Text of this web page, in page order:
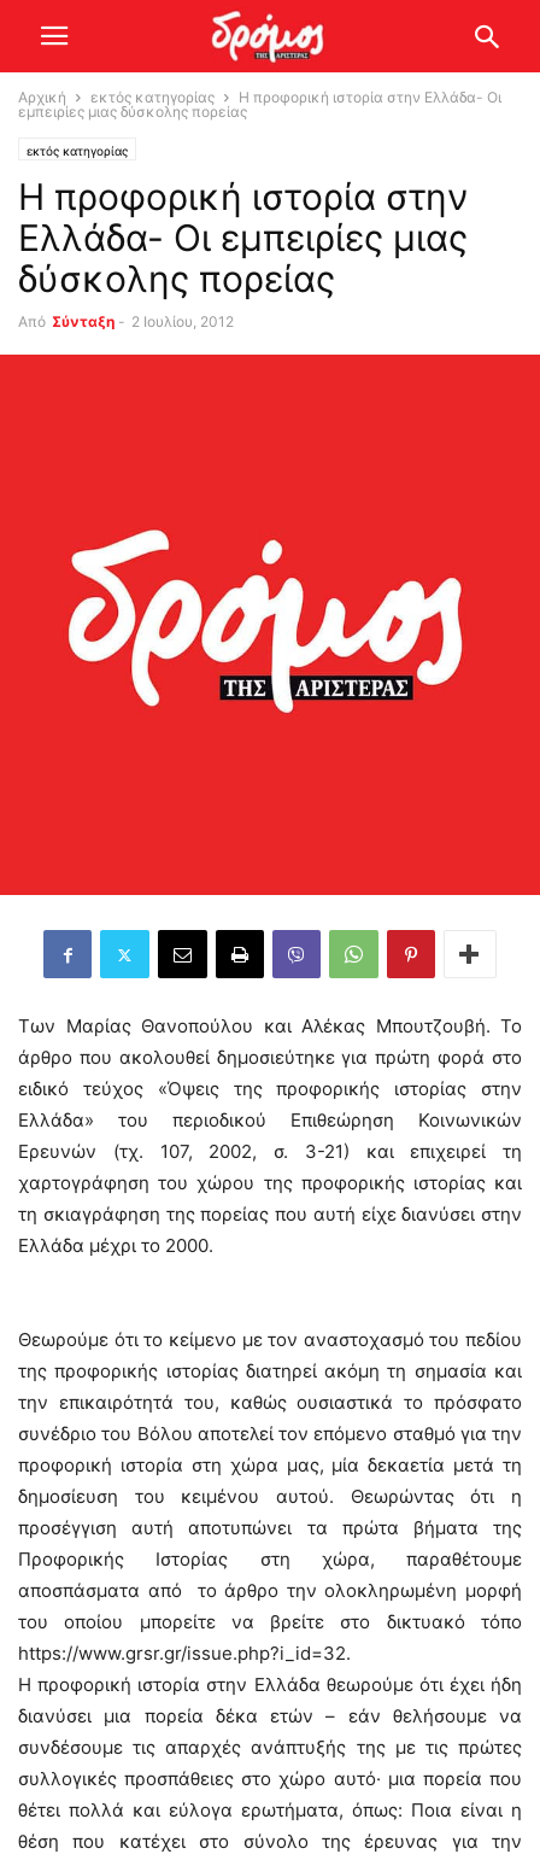
Αρχική εκτός κατηγορίας
Η προφορική ιστορία στην Ελλάδα- Οι
εμπειρίες μιας δύσκολης πορείας
εκτός κατηγορίας
Η προφορική ιστορία στην
Ελλάδα- Οι εμπειρίες μιας
δύσκολης πορείας
Από Σύνταξη - 2 Ιουλίου, 2012
Των Μαρίας Θανοπούλου και Αλέκας Μπουτζουβή. Το
άρθρο που ακολουθεί δημοσιεύτηκε για πρώτη φορά στο
ειδικό τεύχος «Όψεις της προφορικής ιστορίας στην
Ελλάδα» του περιοδικού Επιθεώρηση Κοινωνικών
Ερευνών (τχ. 107, 2002, σ. 3-21) και επιχειρεί τη
χαρτογράφηση του χώρου της προφορικής ιστορίας και
τη σκιαγράφηση της πορείας που αυτή είχε διανύσει στην
Ελλάδα μέχρι το 2000.
Θεωρούμε ότι το κείμενο με τον αναστοχασμό του πεδίου
της προφορικής ιστορίας διατηρεί ακόμη τη σημασία και
την επικαιρότητά του, καθώς ουσιαστικά το πρόσφατο
συνέδριο του Βόλου αποτελεί τον επόμενο σταθμό για την
προφορική ιστορία στη χώρα μας, μία δεκαετία μετά τη
δημοσίευση του κειμένου αυτού. Θεωρώντας ότι η
προσέγγιση αυτή αποτυπώνει τα πρώτα βήματα της
Προφορικής Ιστορίας στη χώρα, παραθέτουμε
αποσπάσματα από το άρθρο την ολοκληρωμένη μορφή
του οποίου μπορείτε να βρείτε στο δικτυακό τόπο
https://www.grsr.gr/issue.php?i_id=32.
Η προφορική ιστορία στην Ελλάδα θεωρούμε ότι έχει ήδη
διανύσει μια πορεία δέκα ετών – εάν θελήσουμε να
συνδέσουμε τις απαρχές ανάπτυξής της με τις πρώτες
συλλογικές προσπάθειες στο χώρο αυτό· μια πορεία που
θέτει πολλά και εύλογα ερωτήματα, όπως: Ποια είναι η
θέση που κατέχει στο σύνολο της έρευνας για την